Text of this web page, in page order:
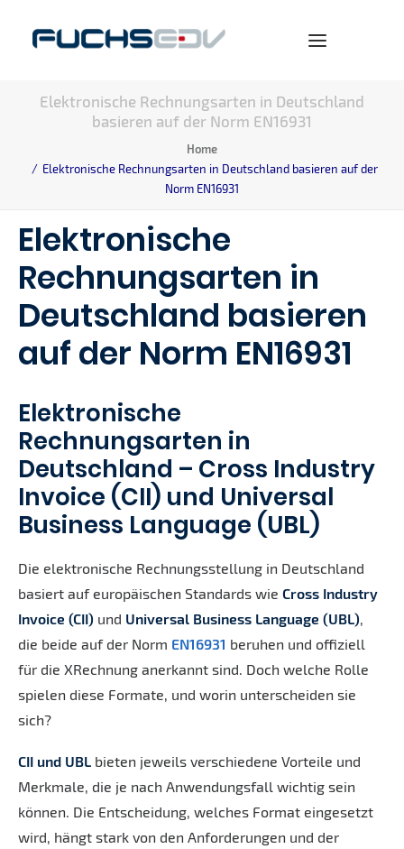
WARENWIRTSCHAFT
ONLINESHOP
NEWS
KARRIERE
SEARCH
Elektronische Rechnungsarten in Deutschland
basieren auf der Norm EN16931
Home
Elektronische Rechnungsarten in Deutschland basieren auf der
Norm EN16931
Elektronische
Rechnungsarten in
Deutschland basieren
auf der Norm EN16931
Elektronische
Rechnungsarten in
Deutschland – Cross Industry
Invoice (CII) und Universal
Business Language (UBL)
Die elektronische Rechnungsstellung in Deutschland
basiert auf europäischen Standards wie Cross Industry
Invoice (CII) und Universal Business Language (UBL),
die beide auf der Norm EN16931 beruhen und offiziell
für die XRechnung anerkannt sind. Doch welche Rolle
spielen diese Formate, und worin unterscheiden sie
sich?
CII und UBL bieten jeweils verschiedene Vorteile und
Merkmale, die je nach Anwendungsfall wichtig sein
können. Die Entscheidung, welches Format eingesetzt
wird, hängt stark von den Anforderungen und der